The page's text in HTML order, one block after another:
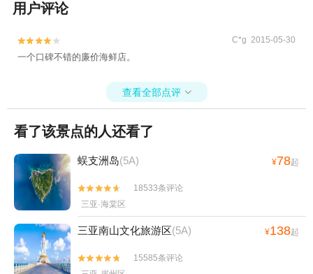
用户评论

 C*g 2015-05-30
一个口碑不错的廉价海鲜店。
查看全部点评 
看了该景点的人还看了
蜈支洲岛(5A) ¥78起


18533条评论
三亚·海棠区
三亚南山文化旅游区(5A) ¥138起


15585条评论